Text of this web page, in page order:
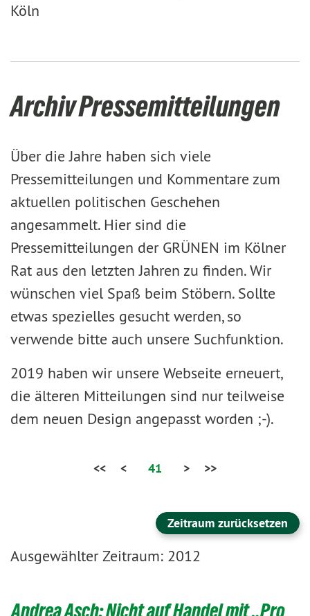
Köln
Archiv Pressemitteilungen
Über die Jahre haben sich viele
Pressemitteilungen und Kommentare zum
aktuellen politischen Geschehen
angesammelt. Hier sind die
Pressemitteilungen der GRÜNEN im Kölner
Rat aus den letzten Jahren zu finden. Wir
wünschen viel Spaß beim Stöbern. Sollte
etwas spezielles gesucht werden, so
verwende bitte auch unsere Suchfunktion.
2019 haben wir unsere Webseite erneuert,
die älteren Mitteilungen sind nur teilweise
dem neuen Design angepasst worden ;-).
<< < 41 > >>
Zeitraum zurücksetzen
Ausgewählter Zeitraum: 2012
Andrea Asch: Nicht auf Handel mit „Pro